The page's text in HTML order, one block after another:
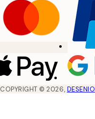
COPYRIGHT ©2026, DESENIO